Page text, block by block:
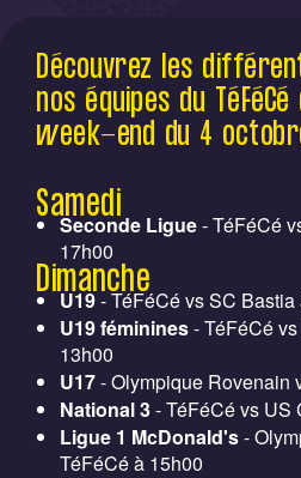
Découvrez les
équipes du TéFéCé
4 octobre 2025.
Découvrez les
nos équipes du
week-end du 4
Samedi
Seconde Ligue- TéFéCé
17h00
Dimanche
U19- TéFéCé vs SC Bastia
U19 féminines- TéFéCé
13h00
U17- Olympique Rovenain
National 3- TéFéCé vs US
Ligue 1 McDonald's-
TéFéCé à 15h00